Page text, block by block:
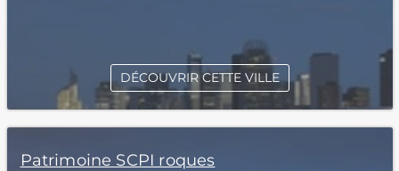
DÉCOUVRIR CETTE VILLE
Patrimoine SCPI roques